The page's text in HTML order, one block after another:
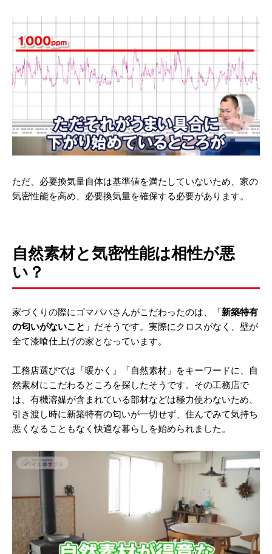
ただ、必要換気量自体は基準値を満たしていないため、家の
気密性能を高め、必要換気量を確保する必要があります。
自然素材と気密性能は相性が悪
い？
家づくりの際にゴマパパさんがこだわったのは、「 新築特有
の匂いがないこと 」だそうです。実際にクロスがなく、壁が
全て漆喰仕上げの家となっています。
工務店選びでは「暖かく」「自然素材」をキーワードに、自
然素材にこだわるところを探したそうです。その工務店で
は、有機溶媒が含まれている部材などは極力使わないため、
引き渡し時に新築特有の匂いが一切せず、住んでみて気持ち
悪くなることもなく快適な暮らしを始められました。